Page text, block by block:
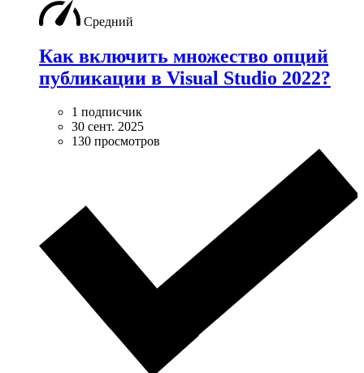
Средний
Как включить множество опций
публикации в Visual Studio 2022?
1 подписчик
30 сент. 2025
130 просмотров